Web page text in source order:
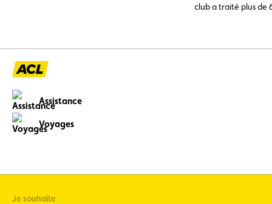
club a traité plus de
Assistance
Voyages
Je souhaite